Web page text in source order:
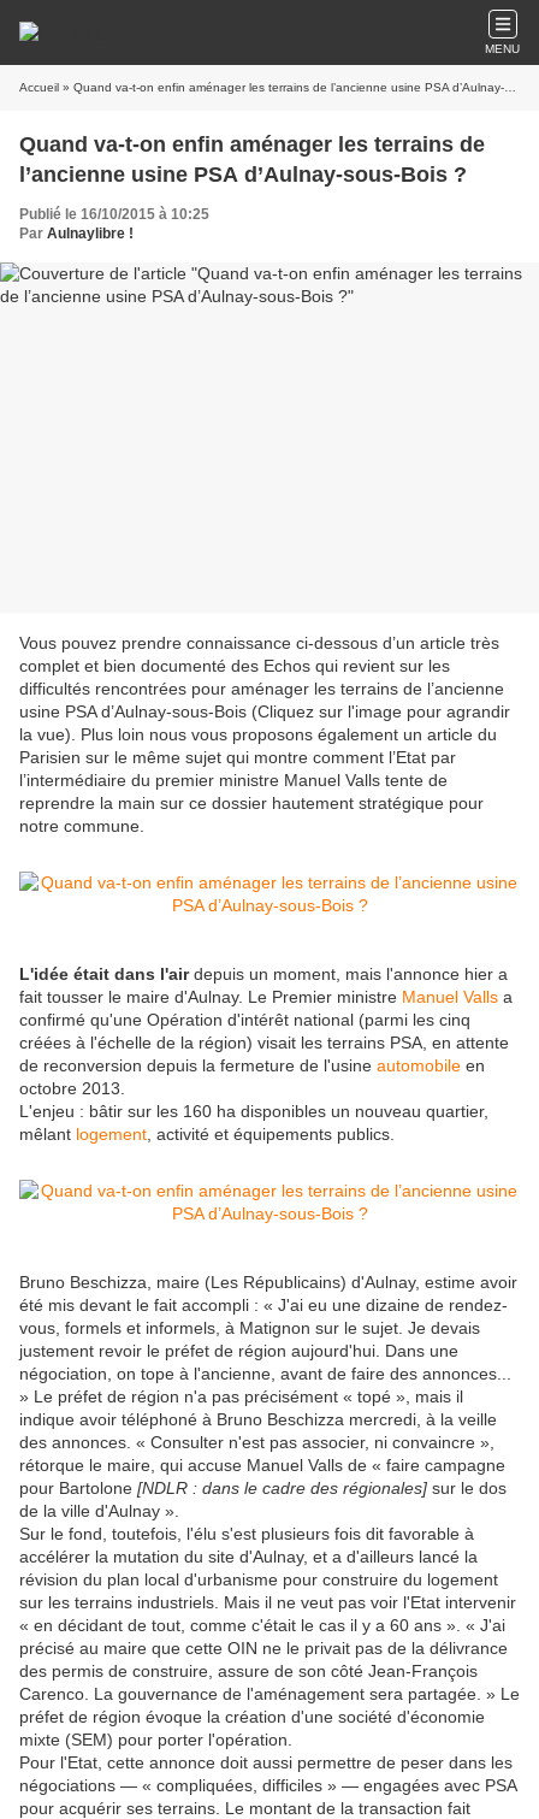
MENU
Accueil » Quand va-t-on enfin aménager les terrains de l’ancienne usine PSA d’Aulnay-sous-Bois ?
Quand va-t-on enfin aménager les terrains de
l’ancienne usine PSA d’Aulnay-sous-Bois ?
Publié le 16/10/2015 à 10:25
Par Aulnaylibre !
Vous pouvez prendre connaissance ci-dessous d’un article très
complet et bien documenté des Echos qui revient sur les
difficultés rencontrées pour aménager les terrains de l’ancienne
usine PSA d’Aulnay-sous-Bois (Cliquez sur l'image pour agrandir
la vue). Plus loin nous vous proposons également un article du
Parisien sur le même sujet qui montre comment l’Etat par
l’intermédiaire du premier ministre Manuel Valls tente de
reprendre la main sur ce dossier hautement stratégique pour
notre commune.
L'idée était dans l'airdepuis un moment, mais l'annonce hier a
fait tousser le maire d'Aulnay. Le Premier ministre Manuel Valls a
confirmé qu'une Opération d'intérêt national (parmi les cinq
créées à l'échelle de la région) visait les terrains PSA, en attente
de reconversion depuis la fermeture de l'usine automobile en
octobre 2013.
L'enjeu : bâtir sur les 160 ha disponibles un nouveau quartier,
mêlant logement , activité et équipements publics.
Bruno Beschizza, maire (Les Républicains) d'Aulnay, estime avoir
été mis devant le fait accompli : « J'ai eu une dizaine de rendez-
vous, formels et informels, à Matignon sur le sujet. Je devais
justement revoir le préfet de région aujourd'hui. Dans une
négociation, on tope à l'ancienne, avant de faire des annonces...
» Le préfet de région n'a pas précisément « topé », mais il
indique avoir téléphoné à Bruno Beschizza mercredi, à la veille
des annonces. « Consulter n'est pas associer, ni convaincre »,
rétorque le maire, qui accuse Manuel Valls de « faire campagne
pour Bartolone [NDLR : dans le cadre des régionales] sur le dos
de la ville d'Aulnay ».
Sur le fond, toutefois, l'élu s'est plusieurs fois dit favorable à
accélérer la mutation du site d'Aulnay, et a d'ailleurs lancé la
révision du plan local d'urbanisme pour construire du logement
sur les terrains industriels. Mais il ne veut pas voir l'Etat intervenir
« en décidant de tout, comme c'était le cas il y a 60 ans ». « J'ai
précisé au maire que cette OIN ne le privait pas de la délivrance
des permis de construire, assure de son côté Jean-François
Carenco. La gouvernance de l'aménagement sera partagée. » Le
préfet de région évoque la création d'une société d'économie
mixte (SEM) pour porter l'opération.
Pour l'Etat, cette annonce doit aussi permettre de peser dans les
négociations — « compliquées, difficiles » — engagées avec PSA
pour acquérir ses terrains. Le montant de la transaction fait